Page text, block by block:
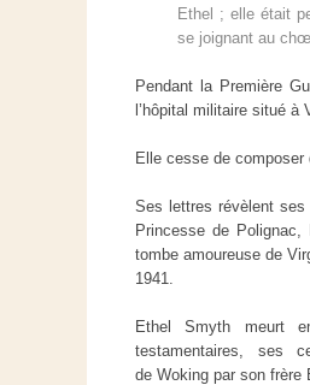
Ethel ; elle était
se joignant au
Pendant la Première
l’hôpital militaire situé à
Elle cesse de
Ses lettres révèlent
Princesse de
tombe amoureuse de
1941.
Ethel Smyth meurt
testamentaires, ses
de Woking par son frère